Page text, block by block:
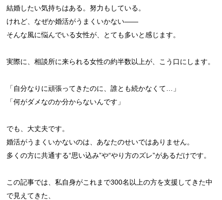
結婚したい気持ちはある。努力もしている。
けれど、なぜか婚活がうまくいかない——
そんな風に悩んでいる女性が、とても多いと感じます。
実際に、相談所に来られる女性の約半数以上が、こう口にします。
「自分なりに頑張ってきたのに、誰とも続かなくて…」
「何がダメなのか分からないんです」
でも、大丈夫です。
婚活がうまくいかないのは、あなたのせいではありません。
多くの方に共通する“思い込み”や“やり方のズレ”があるだけです。
この記事では、私自身がこれまで300名以上の方を支援してきた中
で見えてきた、